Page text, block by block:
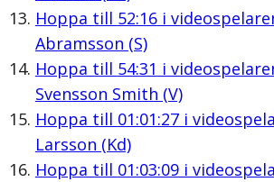
Hoppa till 52:16i
Abramsson (S)
Hoppa till 54:31 i
Svensson Smith (V)
Hoppa till 01:01:27i
Larsson (Kd)
Hoppa till 01:03:09i